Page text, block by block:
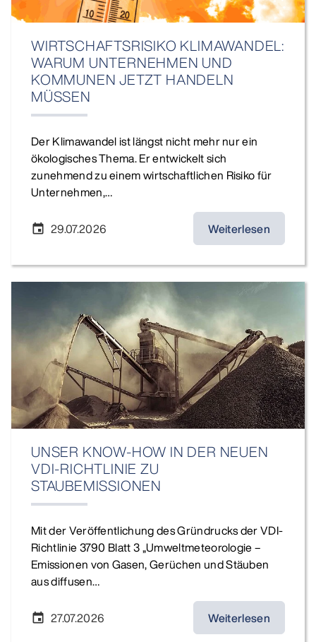
WIRTSCHAFTSRISIKO KLIMAWANDEL:
WARUM UNTERNEHMEN UND
KOMMUNEN JETZT HANDELN
MÜSSEN
Der Klimawandel ist längst nicht mehr nur ein
ökologisches Thema. Er entwickelt sich
zunehmend zu einem wirtschaftlichen Risiko für
Unternehmen,…
event 29.07.2026 Weiterlesen
UNSER KNOW-HOW IN DER NEUEN
VDI-RICHTLINIE ZU
STAUBEMISSIONEN
Mit der Veröffentlichung des Gründrucks der VDI-
Richtlinie 3790 Blatt 3 „Umweltmeteorologie –
Emissionen von Gasen, Gerüchen und Stäuben
aus diffusen…
event 27.07.2026 Weiterlesen